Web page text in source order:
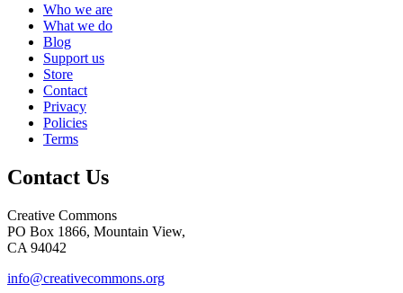
Who we are
What we do
Blog
Support us
Store
Contact
Privacy
Policies
Terms
Contact Us
Creative Commons
PO Box 1866, Mountain View,
CA 94042
info@creativecommons.org